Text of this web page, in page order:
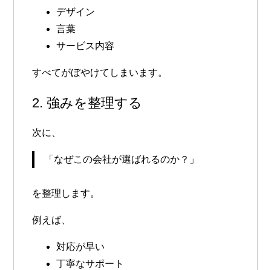
デザイン
言葉
サービス内容
すべてがぼやけてしまいます。
2. 強みを整理する
次に、
「なぜこの会社が選ばれるのか？」
を整理します。
例えば、
対応が早い
丁寧なサポート